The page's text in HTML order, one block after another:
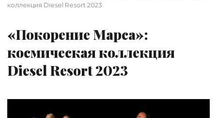
коллекция Diesel Resort 2023
«Покорение Марса»:
космическая коллекция
Diesel Resort 2023